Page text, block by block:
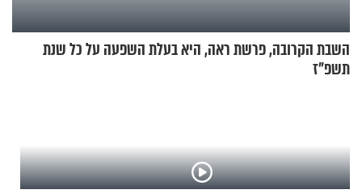
השבת הקרובה, פרשת ראה, היא בעלת השפעה על כל שנת
תשפ"ז